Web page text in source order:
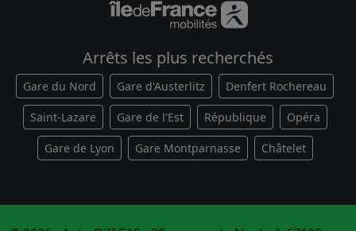
Arrêts les plus recherchés
Gare du Nord Gare d'Austerlitz Denfert Rochereau
Saint-Lazare Gare de l'Est République Opéra
Gare de Lyon Gare Montparnasse Châtelet